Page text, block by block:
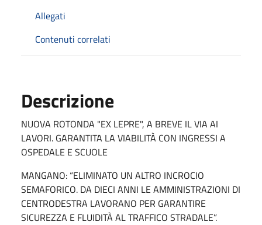
Allegati
Contenuti correlati
Descrizione
NUOVA ROTONDA "EX LEPRE", A BREVE IL VIA AI
LAVORI. GARANTITA LA VIABILITÀ CON INGRESSI A
OSPEDALE E SCUOLE
MANGANO: “ELIMINATO UN ALTRO INCROCIO
SEMAFORICO. DA DIECI ANNI LE AMMINISTRAZIONI DI
CENTRODESTRA LAVORANO PER GARANTIRE
SICUREZZA E FLUIDITÀ AL TRAFFICO STRADALE”.